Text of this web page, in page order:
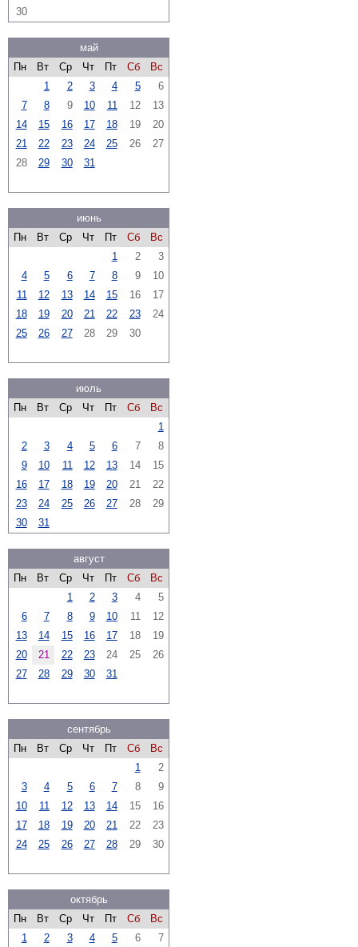
30
май
Пн
Вт Ср Чт Пт Сб
Вс
1
2 3 4 5
6
7
8 9 10 11 12
13
14
15 16 17 18 19
20
21
22 23 24 25 26
27
28
29 30 31
июнь
Пн
Вт Ср Чт Пт Сб
Вс
1
2
3
4
5 6 7 8 9
10
11
12 13 14 15 16
17
18
19 20 21 22 23
24
25
26 27 28 29 30
июль
Пн
Вт Ср Чт Пт Сб
Вс
1
2
3 4 5 6 7
8
9
10 11 12 13 14
15
16
17 18 19 20 21
22
23
24 25 26 27 28
29
30
31
август
Пн
Вт Ср Чт Пт Сб
Вс
1
2 3 4
5
6
7 8 9 10 11
12
13
14 15 16 17 18
19
20
21 22 23 24 25
26
27
28 29 30 31
сентябрь
Пн
Вт Ср Чт Пт Сб
Вс
1
2
3
4 5 6 7 8
9
10
11 12 13 14 15
16
17
18 19 20 21 22
23
24
25 26 27 28 29 30
октябрь
Пн
Вт Ср Чт Пт Сб
Вс
1
2 3 4 5 6
7